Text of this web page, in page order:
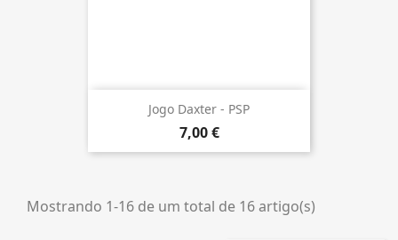
Jogo Daxter - PSP
7,00 €
Mostrando 1-16 de um total de 16 artigo(s)